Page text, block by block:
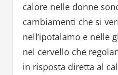
calore nelle donne
cambiamenti che si
nell’ipotalamo e nelle
nel cervello che
in risposta diretta al